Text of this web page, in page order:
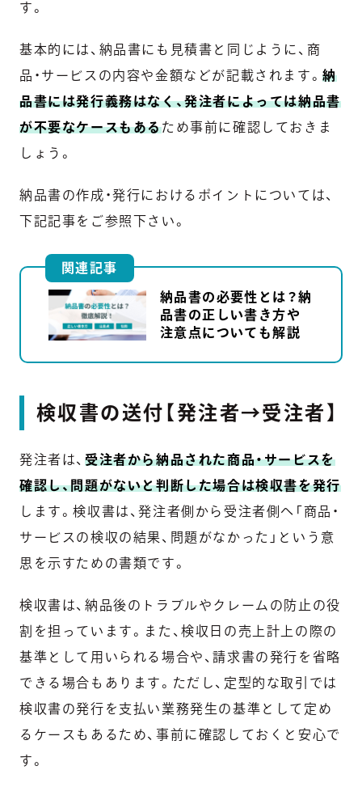
す。
基本的には、納品書にも見積書と同じように、商
品・サービスの内容や金額などが記載されます。納
品書には発行義務はなく、発注者によっては納品書
が不要なケースもあるため事前に確認しておきま
しょう。
納品書の作成・発行におけるポイントについては、
下記記事をご参照下さい。
関連記事
納品書の必要性とは？納
品書の正しい書き方や
注意点についても解説
検収書の送付【発注者→受注者】
発注者は、 受注者から納品された商品・サービスを
確認し、問題がないと判断した場合は検収書を発行
します。検収書は、発注者側から受注者側へ「商品・
サービスの検収の結果、問題がなかった」という意
思を示すための書類です。
検収書は、納品後のトラブルやクレームの防止の役
割を担っています。また、検収日の売上計上の際の
基準として用いられる場合や、請求書の発行を省略
できる場合もあります。ただし、定型的な取引では
検収書の発行を支払い業務発生の基準として定め
るケースもあるため、事前に確認しておくと安心で
す。